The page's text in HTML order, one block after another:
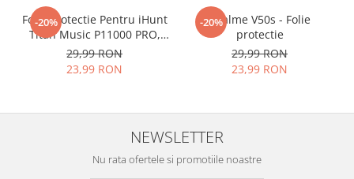
imaculat ecranului pe timp
indelungat
functionalitatea normala si
utilizarea confortabila a
telefonului.
-20%
Folie Protectie Pentru iHunt
Titan Music P11000 PRO,
VDOO
29,99 RON
23,99 RON
-20%
Realme V50s - Folie
protectie
29,99 RON
23,99 RON
NEWSLETTER
Nu rata ofertele si promotiile noastre